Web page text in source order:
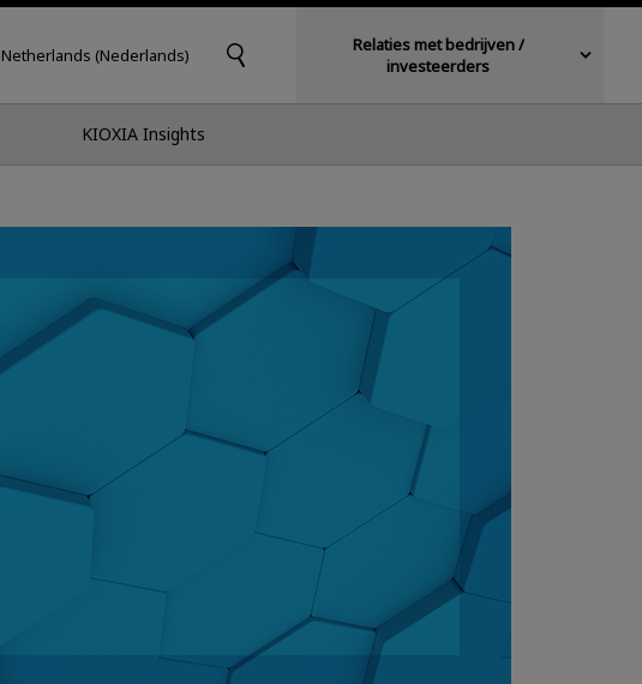
Netherlands (Nederlands)
Relaties met bedrijven /
investeerders
KIOXIA Insights